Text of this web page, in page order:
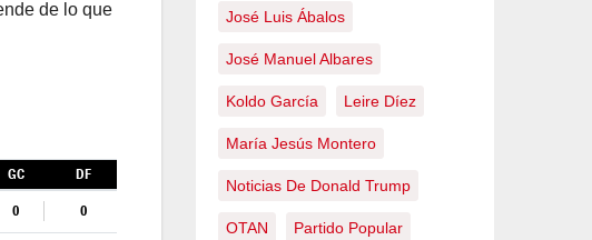
de lo que
José Luis Ábalos
José Manuel Albares
Koldo García Leire Díez
María Jesús Montero
Noticias De Donald Trump
OTAN Partido Popular